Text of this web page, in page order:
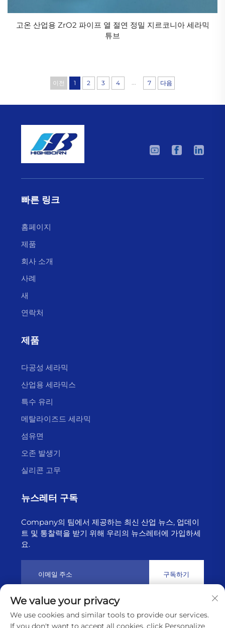
고온 산업용 ZrO2 파이프 열 절연 정밀 지르코니아 세라믹
튜브
이전 1 2 3 4 7 다음
빠른 링크
홈페이지
제품
회사 소개
사례
새
연락처
제품
다공성 세라믹
산업용 세라믹스
특수 유리
메탈라이즈드 세라믹
섬유면
오존 발생기
실리콘 고무
뉴스레터 구독
Company의 팀에서 제공하는 최신 산업 뉴스, 업데이
트 및 통찰력을 받기 위해 우리의 뉴스레터에 가입하세
요.
구독하기
저작권 © 2025년 리ány운강 하이보른 테크놀로지 유한회사 소유
개인정보 보호정책
We value your privacy
We use cookies and similar tools to provide our services.
If you don't want to accept all cookies, click Personalize